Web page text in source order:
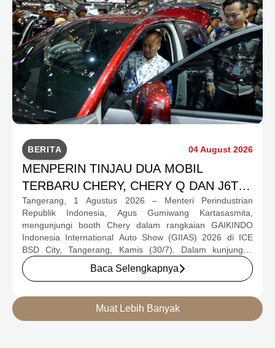
BERITA 04 August 2026
MENPERIN TINJAU DUA MOBIL
TERBARU CHERY, CHERY Q DAN J6T
CSH YANG JADI SOROTAN DI GIIAS
2026
Tangerang, 1 Agustus 2026 – Menteri Perindustrian
Republik Indonesia, Agus Gumiwang Kartasasmita,
mengunjungi booth Chery dalam rangkaian GAIKINDO
Indonesia International Auto Show (GIIAS) 2026 di ICE
BSD City, Tangerang, Kamis (30/7). Dalam kunjungan
tersebut, Menteri Perindustrian meninjau dua produk
elektrifikasi terbaru Chery, yakni Chery Q, compact EV
berteknologi Range-Extended Electric Vehicle (REEV) yang
dirancang untuk mendukung perjalanan jarak jauh.
Baca Selengkapnya
Muat Lebih Banyak